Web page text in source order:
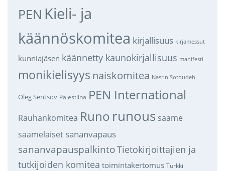
PEN Kieli- ja
käännöskomitea kirjallisuus kirjamessut
kunniajäsen käännetty kaunokirjallisuus manifesti
monikielisyys naiskomitea Nasrin Sotoudeh
Oleg Sentsov Palestiina PEN International
Rauhankomitea Runo runous saame
saamelaiset sananvapaus
sananvapauspalkintoTietokirjoittajien ja
tutkijoiden komitea toimintakertomus Turkki